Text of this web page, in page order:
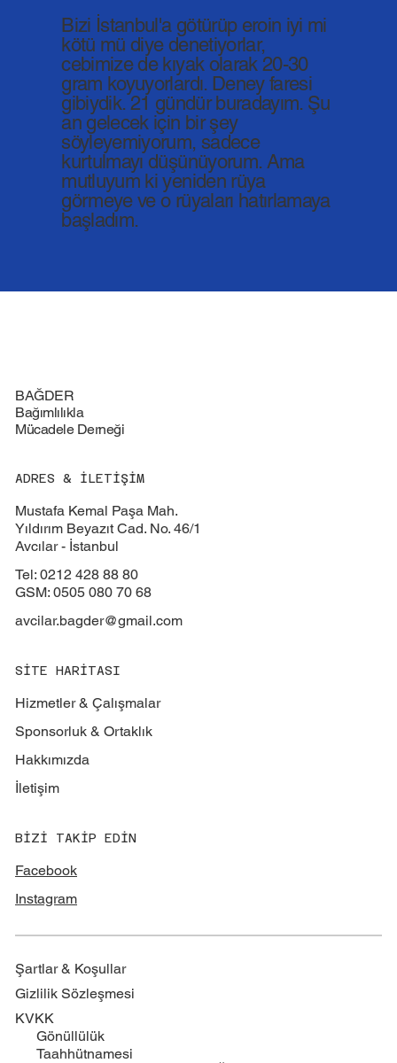
Bizi İstanbul'a götürüp eroin iyi mi
kötü mü diye denetiyorlar,
cebimize de kıyak olarak 20-30
gram koyuyorlardı. Deney faresi
gibiydik. 21 gündür buradayım. Şu
an gelecek için bir şey
söyleyemiyorum, sadece
kurtulmayı düşünüyorum. Ama
mutluyum ki yeniden rüya
görmeye ve o rüyaları hatırlamaya
başladım.
BAĞDER
Bağımlılıkla
Mücadele Derneği
ADRES & İLETİŞİM
Mustafa Kemal Paşa Mah.
Yıldırım Beyazıt Cad. No. 46/1
Avcılar - İstanbul
Tel: 0212 428 88 80
GSM: 0505 080 70 68
avcilar.bagder@gmail.com
SİTE HARİTASI
Hizmetler & Çalışmalar
Sponsorluk & Ortaklık
Hakkımızda
İletişim
BİZİ TAKİP EDİN
Facebook
Instagram
Şartlar & Koşullar
Gizlilik Sözleşmesi
KVKK
Gönüllülük
Taahhütnamesi